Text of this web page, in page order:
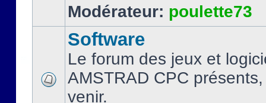
Modérateur: poulette73
Software
Le forum des jeux et
AMSTRAD CPC
venir.